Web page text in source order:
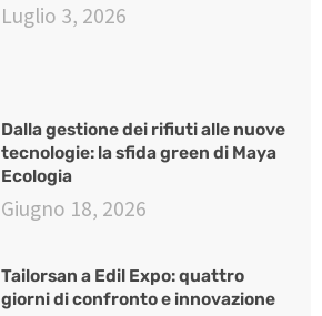
Luglio 3, 2026
Dalla gestione dei rifiuti alle nuove
tecnologie: la sfida green di Maya
Ecologia
Giugno 18, 2026
Tailorsan a Edil Expo: quattro
giorni di confronto e innovazione